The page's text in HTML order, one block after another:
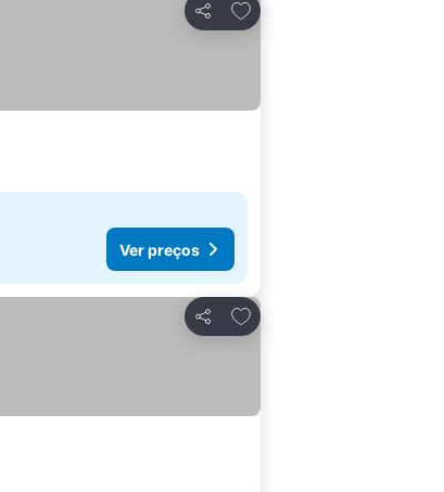
Partilhar
Adicionar aos favoritos
Ver preços
Partilhar
Adicionar aos favoritos